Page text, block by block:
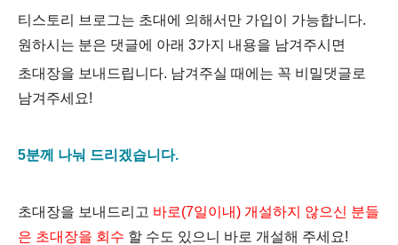
티스토리 브로그는 초대에 의해서만 가입이 가능합니다.
원하시는 분은 댓글에 아래 3가지 내용을 남겨주시면
초대장을 보내드립니다. 남겨주실 때에는 꼭 비밀댓글로
남겨주세요!
5분께 나눠 드리겠습니다.
초대장을 보내드리고 바로(7일이내) 개설하지 않으신 분들
은 초대장을 회수 할 수도 있으니 바로 개설해 주세요!